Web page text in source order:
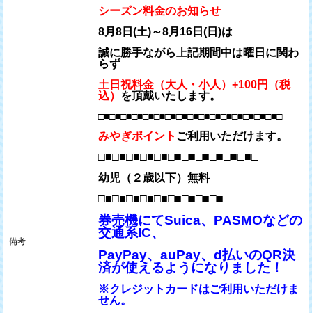
備考
シーズン料金のお知らせ
8月8日(土)～8月16日(日)は
誠に勝手ながら上記期間中は曜日に関わ
らず
土日祝料金（大人・小人）+100円（税
込） を頂戴いたします。
□■□■□■□■□■□■□■□■□■□■□■□■□■□■□■□■□
みやぎポイント ご利用いただけます。
□■□■□■□■□■□■□■□■□■□■□■□
幼児（２歳以下）無料
□■□■□■□■□■□■□■□■□■
券売機にてSuica、PASMOなどの
交通系IC、
PayPay、auPay、d払いのQR決
済が使えるようになりました！
※クレジットカードはご利用いただけま
せん。